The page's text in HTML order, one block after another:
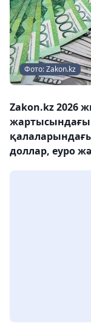
Фото: Zakon.kz
Zakon.kz 2026
доллар, еуро